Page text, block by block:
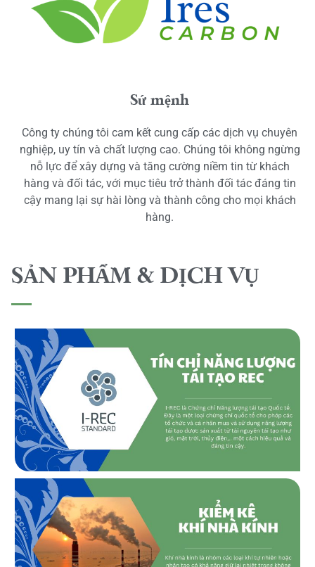
Sứ mệnh
Công ty chúng tôi cam kết cung cấp các dịch vụ chuyên
nghiệp, uy tín và chất lượng cao. Chúng tôi không ngừng
nỗ lực để xây dựng và tăng cường niềm tin từ khách
hàng và đối tác, với mục tiêu trở thành đối tác đáng tin
cậy mang lại sự hài lòng và thành công cho mọi khách
hàng.
SẢN PHẨM & DỊCH VỤ